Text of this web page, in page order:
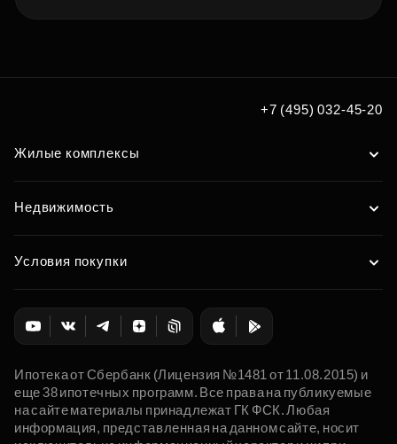
+7 (495) 032-45-20
Жилые комплексы
Недвижимость
Условия покупки
Ипотека от Сбербанк (Лицензия №1481 от 11.08.2015) и
еще 38 ипотечных программ. Все права на публикуемые
на сайте материалы принадлежат ГК ФСК. Любая
информация, представленная на данном сайте, носит